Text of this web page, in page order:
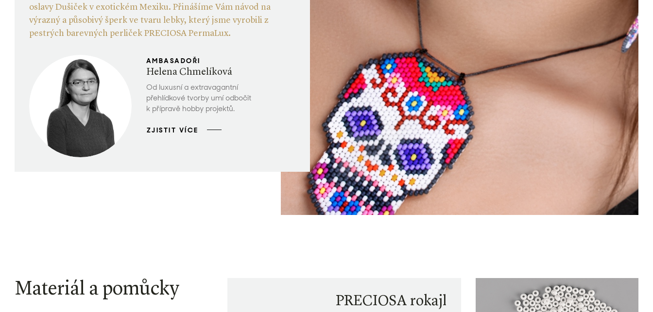
oslavy Dušiček v exotickém Mexiku. Přinášíme Vám návod na
výrazný a působivý šperk ve tvaru lebky, který jsme vyrobili z
pestrých barevných perliček PRECIOSA PermaLux.
AMBASADOŘI
Helena Chmelíková
Od luxusní a extravagantní
přehlídkové tvorby umí odbočit
k přípravě hobby projektů.
ZJISTIT VÍCE
Materiál a pomůcky
PRECIOSA rokajl